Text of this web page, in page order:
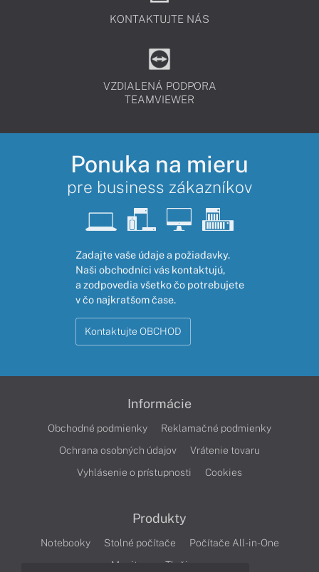
KONTAKTUJTE NÁS
VZDIALENÁ PODPORA
TEAMVIEWER
Ponuka na mieru
pre business zákazníkov
Zadajte vaše údaje a požiadavky.
Naši obchodníci vás kontaktujú,
a zodpovedia všetko čo potrebujete
v čo najkratšom čase.
Kontaktujte OBCHOD
Informácie
Obchodné podmienky
Reklamačné podmienky
Ochrana osobných údajov
Vrátenie tovaru
Vyhlásenie o prístupnosti
Cookies
Produkty
Notebooky Stolné počítače
Počítače All-in-One
Monitory
Tlačiarne